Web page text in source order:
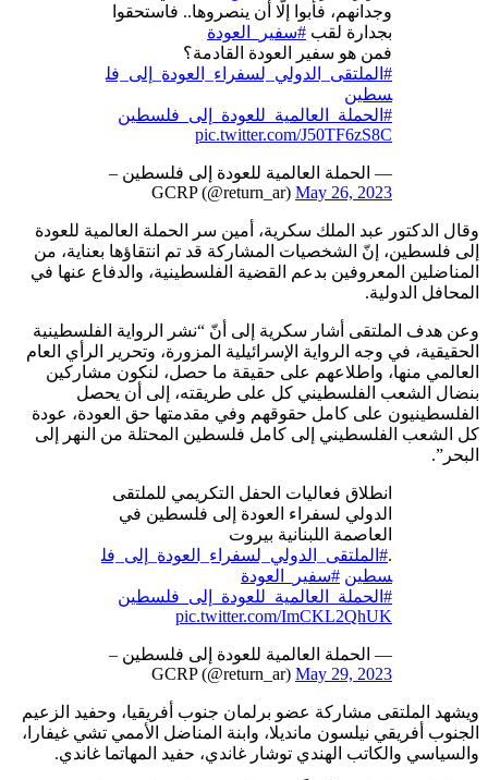
وجدانهم، فأبوا إلّا أن ينصروها.. فاستحقوا
بجدارة لقب #سفير_العودة
فمن هو سفير العودة القادمة؟
#الملتقى_الدولي_لسفراء_العودة_إلى_فل
سطين
#الحملة_العالمية_للعودة_إلى_فلسطين
pic.twitter.com/J50TF6zS8C
— الحملة العالمية للعودة إلى فلسطين –
GCRP (@return_ar) May 26, 2023
وقال الدكتور عبد الملك سكرية، أمين سر الحملة العالمية للعودة
إلى فلسطين، إنّ الشخصيات المشاركة قد تم انتقاؤها بعناية، من
المناضلين المعروفين بدعم القضية الفلسطينية، والدفاع عنها في
المحافل الدولية.
وعن هدف الملتقى أشار سكرية إلى أنّ “نشر الرواية الفلسطينية
الحقيقية، في وجه الرواية الإسرائيلية المزورة، وتحرير الرأي العام
العالمي منها، واطلاعهم على حقيقة ما حصل، لنكون مشاركين
بنضال الشعب الفلسطيني كل على طريقته، إلى أن يحصل
الفلسطينيون على كامل حقوقهم وفي مقدمتها حق العودة، عودة
كل الشعب الفلسطيني إلى كامل فلسطين المحتلة من النهر إلى
البحر”.
انطلاق فعاليات الحفل التكريمي للملتقى
الدولي لسفراء العودة إلى فلسطين في
العاصمة اللبنانية بيروت
.#الملتقى_الدولي_لسفراء_العودة_إلى_فل
سطين #سفير_العودة
#الحملة_العالمية_للعودة_إلى_فلسطين
pic.twitter.com/ImCKL2QhUK
— الحملة العالمية للعودة إلى فلسطين –
GCRP (@return_ar) May 29, 2023
ويشهد الملتقى مشاركة عضو برلمان جنوب أفريقيا، وحفيد الزعيم
الجنوب أفريقي نيلسون مانديلا، وابنة المناضل الأممي تشي غيفارا،
والسياسي والكاتب الهندي توشار غاندي، حفيد المهاتما غاندي.